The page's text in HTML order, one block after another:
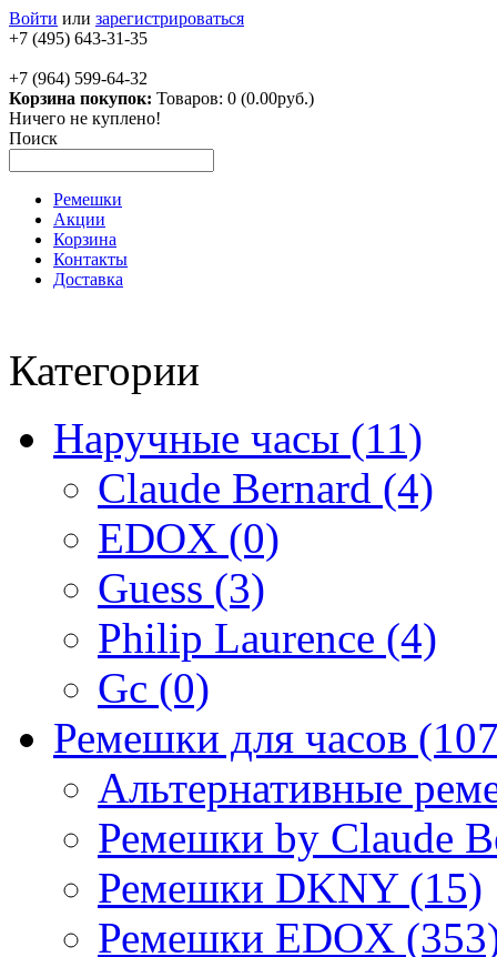
Войти или зарегистрироваться
+7 (495) 643-31-35
+7 (964) 599-64-32
Корзина покупок: Товаров: 0 (0.00руб.)
Ничего не куплено!
Поиск
Ремешки
Акции
Корзина
Контакты
Доставка
Категории
Наручные часы (11)
Claude Bernard (4)
EDOX (0)
Guess (3)
Philip Laurence (4)
Gc (0)
Ремешки для часов
Альтернативные
Ремешки by Claude
Ремешки DKNY (15)
Ремешки EDOX